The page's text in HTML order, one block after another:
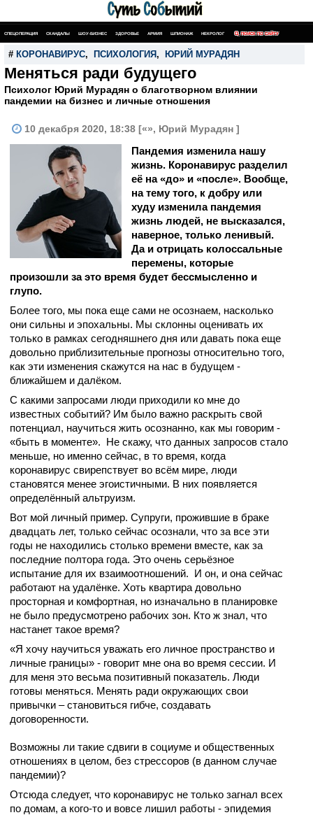
СПЕЦОПЕРАЦИЯ СКАНДАЛЫ ШОУ-БИЗНЕС ЗДОРОВЬЕ АРМИЯ ШПИОНАЖ НЕКРОЛОГ ПОИСК ПО САЙТУ
# КОРОНАВИРУС, ПСИХОЛОГИЯ , ЮРИЙ МУРАДЯН
Меняться ради будущего
Психолог Юрий Мурадян о благотворном влиянии
пандемии на бизнес и личные отношения
10 декабря 2020, 18:38 [«», Юрий Мурадян ]
Пандемия изменила нашу
жизнь. Коронавирус разделил
её на «до» и «после». Вообще,
на тему того, к добру или
худу изменила пандемия
жизнь людей, не высказался,
наверное, только ленивый.
Да и отрицать колоссальные
перемены, которые
произошли за это время будет бессмысленно и
глупо.
Более того, мы пока еще сами не осознаем, насколько
они сильны и эпохальны. Мы склонны оценивать их
только в рамках сегодняшнего дня или давать пока еще
довольно приблизительные прогнозы относительно того,
как эти изменения скажутся на нас в будущем -
ближайшем и далёком.
С какими запросами люди приходили ко мне до
известных событий? Им было важно раскрыть свой
потенциал, научиться жить осознанно, как мы говорим -
«быть в моменте». Не скажу, что данных запросов стало
меньше, но именно сейчас, в то время, когда
коронавирус свирепствует во всём мире, люди
становятся менее эгоистичными. В них появляется
определённый альтруизм.
Вот мой личный пример. Супруги, прожившие в браке
двадцать лет, только сейчас осознали, что за все эти
годы не находились столько времени вместе, как за
последние полтора года. Это очень серьёзное
испытание для их взаимоотношений. И он, и она сейчас
работают на удалёнке. Хоть квартира довольно
просторная и комфортная, но изначально в планировке
не было предусмотрено рабочих зон. Кто ж знал, что
настанет такое время?
«Я хочу научиться уважать его личное пространство и
личные границы» - говорит мне она во время сессии. И
для меня это весьма позитивный показатель. Люди
готовы меняться. Менять ради окружающих свои
привычки – становиться гибче, создавать
договоренности.
Возможны ли такие сдвиги в социуме и общественных
отношениях в целом, без стрессоров (в данном случае
пандемии)?
Отсюда следует, что коронавирус не только загнал всех
по домам, а кого-то и вовсе лишил работы - эпидемия